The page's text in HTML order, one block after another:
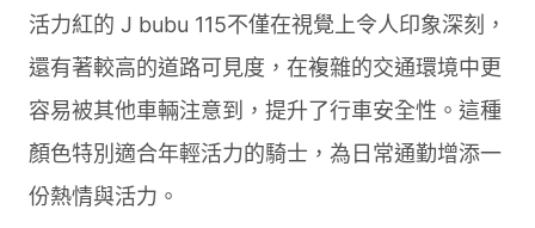
活力紅的 J bubu 115不僅在視覺上令人印象深刻，
還有著較高的道路可見度，在複雜的交通環境中更
容易被其他車輛注意到，提升了行車安全性。這種
顏色特別適合年輕活力的騎士，為日常通勤增添一
份熱情與活力。